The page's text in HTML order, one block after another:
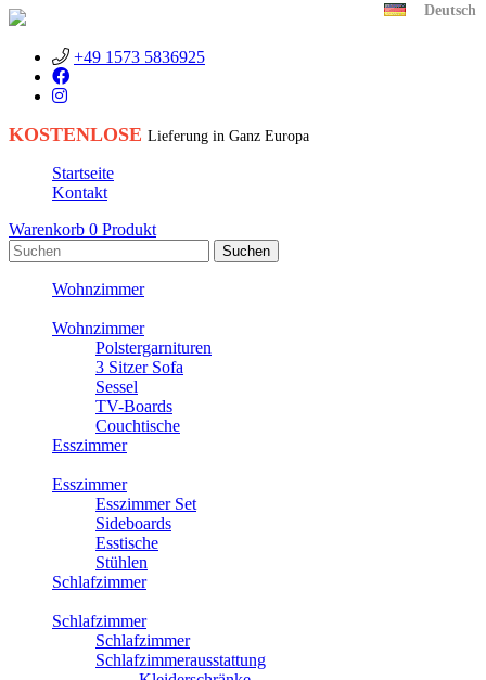
+49 1573 5836925
KOSTENLOSE Lieferung in Ganz Europa
Deutsch
Startseite
Kontakt
Warenkorb 0 Produkt
Wohnzimmer
Wohnzimmer
Polstergarnituren
3 Sitzer Sofa
Sessel
TV-Boards
Couchtische
Esszimmer
Esszimmer
Esszimmer Set
Sideboards
Esstische
Stühlen
Schlafzimmer
Schlafzimmer
Schlafzimmer
Schlafzimmerausstattung